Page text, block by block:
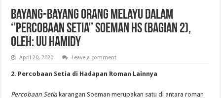
Bayang-bayang Orang Melayu dalam
‘’Percobaan Setia’’ Soeman Hs (Bagian 2),
Oleh: UU Hamidy
April 20, 2020 Leave a comment
2. Percobaan Setia di Hadapan Roman Lainnya
Percobaan Setiakarangan Soeman merupakan satu di antara roman